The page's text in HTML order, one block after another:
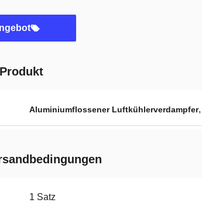
Aluminiumflossener Luftkühlerverdampfer,
1 Satz